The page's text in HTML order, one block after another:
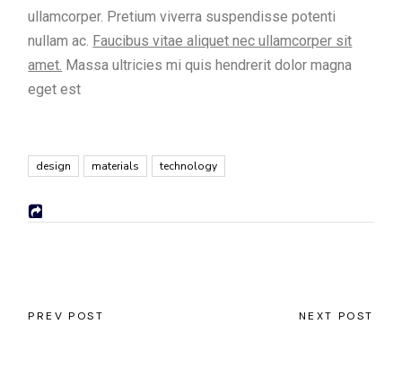
ullamcorper. Pretium viverra suspendisse potenti
nullam ac. Faucibus vitae aliquet nec ullamcorper sit
amet. Massa ultricies mi quis hendrerit dolor magna
eget est
design materials technology
PREV POST NEXT POST